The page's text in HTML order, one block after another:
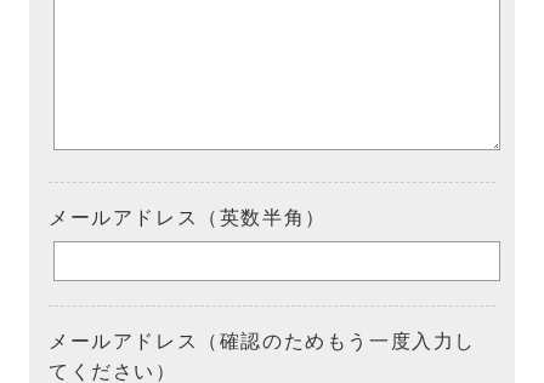
メールアドレス（英数半角）
メールアドレス（確認のためもう一度入力し
てください）